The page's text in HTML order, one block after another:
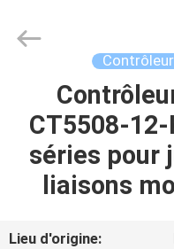
MAISON
Equipment
CT5508-
séries pour
liaisons
Lieu d'origine: